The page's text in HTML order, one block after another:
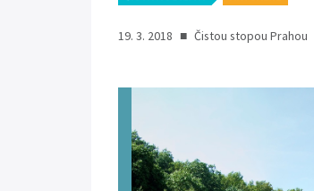
19. 3. 2018 ■ Čistou stopou Prahou